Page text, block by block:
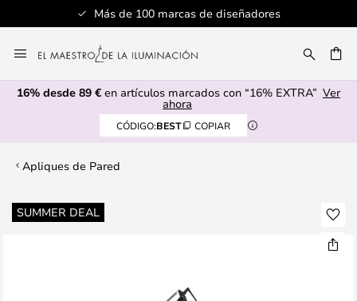
Más de 100 marcas de diseñadores
al
contenido
16% desde 89 € en artículos marcados con “16% EXTRA” Ver
ahora
CÓDIGO:BEST COPIAR
Apliques de Pared
SUMMER DEAL
Saltar
al